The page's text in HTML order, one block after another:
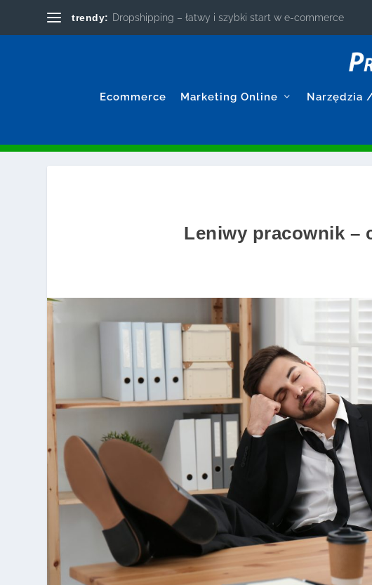
trendy: Dropshipping – łatwy i szybki start w e-commerce
Ecommerce Marketing Online Narzędzia
Leniwy pracownik –